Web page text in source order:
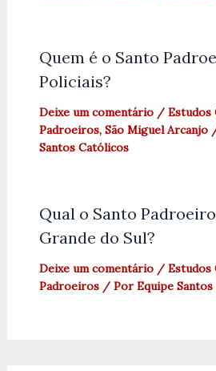
Quem é o Santo
Policiais?
Deixe um comentário / Estudos
Padroeiros, São Miguel Arcanjo/
Santos Católicos
Qual o Santo
Grande do Sul?
Deixe um comentário / Estudos
Padroeiros/ Por Equipe